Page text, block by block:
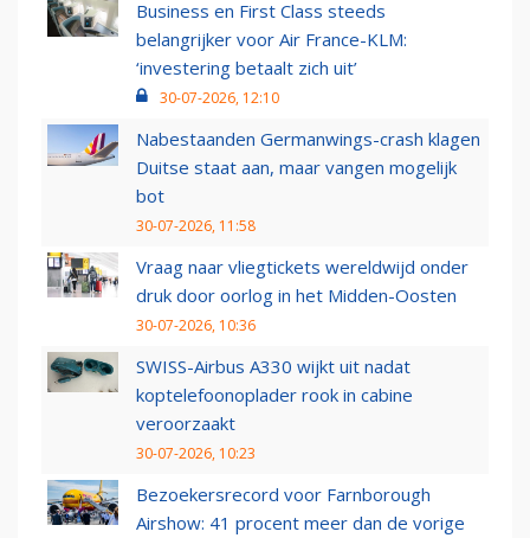
Business en First Class steeds
belangrijker voor Air France-KLM:
‘investering betaalt zich uit’
30-07-2026, 12:10
Nabestaanden Germanwings-crash klagen
Duitse staat aan, maar vangen mogelijk
bot
30-07-2026, 11:58
Vraag naar vliegtickets wereldwijd onder
druk door oorlog in het Midden-Oosten
30-07-2026, 10:36
SWISS-Airbus A330 wijkt uit nadat
koptelefoonoplader rook in cabine
veroorzaakt
30-07-2026, 10:23
Bezoekersrecord voor Farnborough
Airshow: 41 procent meer dan de vorige